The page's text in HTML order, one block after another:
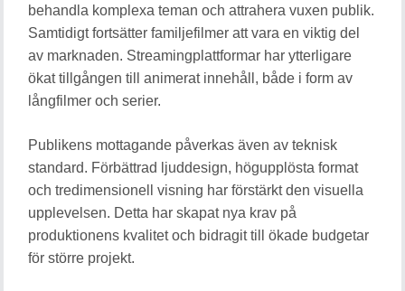
behandla komplexa teman och attrahera vuxen publik.
Samtidigt fortsätter familjefilmer att vara en viktig del
av marknaden. Streamingplattformar har ytterligare
ökat tillgången till animerat innehåll, både i form av
långfilmer och serier.
Publikens mottagande påverkas även av teknisk
standard. Förbättrad ljuddesign, högupplösta format
och tredimensionell visning har förstärkt den visuella
upplevelsen. Detta har skapat nya krav på
produktionens kvalitet och bidragit till ökade budgetar
för större projekt.